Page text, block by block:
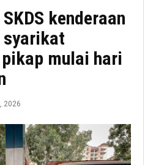
kenderaan
syarikat
mulai hari
2026